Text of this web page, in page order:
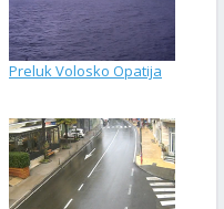
Preluk Volosko Opatija